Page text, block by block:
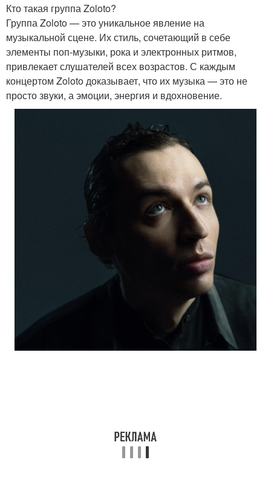
Кто такая группа Zoloto?
Группа Zoloto — это уникальное явление на
музыкальной сцене. Их стиль, сочетающий в себе
элементы поп-музыки, рока и электронных ритмов,
привлекает слушателей всех возрастов. С каждым
концертом Zoloto доказывает, что их музыка — это не
просто звуки, а эмоции, энергия и вдохновение.